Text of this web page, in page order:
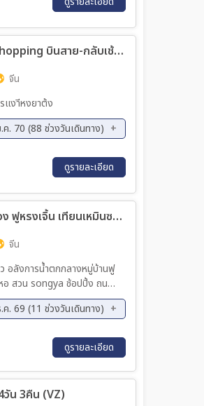
18 ส.ค. 69 - 21 ส.ค. 69
21 ส.ค. 69 - 24 ส.ค. 69
30 ส.ค. 69 - 02 ก.ย. 69
ทัวร์จีน ซุปตาร์...เขียวชุ่มขยุ่มใจ ขอรักได้ไหมคุณชายฉงชิ่ง No Shopping บินสาย-กลับเช้า 5วัน 4คืน (HU)
จีน
แงาีหงยาต้ง
. 70 (88 ช่วงวันเดินทาง)
08 ก.ย. 69 - 12 ก.ย. 69
16 ก.ย. 69 - 20 ก.ย. 69
20 ก.ย. 69 - 24 ก.ย. 69
02 ต.ค. 69 - 06 ต.ค. 69
06 ต.ค. 69 - 10 ต.ค. 69
10 ต.ค. 69 - 14 ต.ค. 69
15 ต.ค. 69 - 19 ต.ค. 69
19 ต.ค. 69 - 23 ต.ค. 69
23 ต.ค. 69 - 27 ต.ค. 69
30 ต.ค. 69 - 03 พ.ย. 69
03 พ.ย. 69 - 07 พ.ย. 69
ดูรายละเอียด
ทัวร์จีน AUTUMN FANTASY จางเจียเจี้ย ฉางซา ฉางเต๋อ เฟิ่งหวง ฟูหรงเจิ้น เทียนเหมินซาน 5วัน 4คืน (FD)
จีน
อลังการน้ำตกกลางหมู่บ้านฟู
อ สวน songya ช้อปปิ้ง ถนน
. 69 (11 ช่วงวันเดินทาง)
04 พ.ย. 69 - 08 พ.ย. 69
ดูรายละเอียด
วัน 3คืน (VZ)